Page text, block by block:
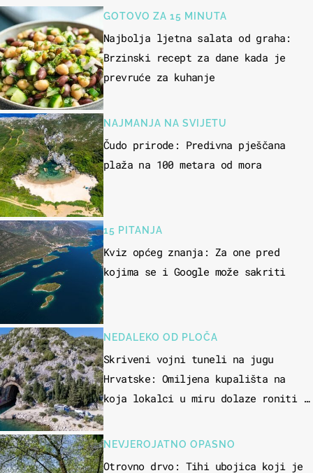
GOTOVO ZA 15 MINUTA
Najbolja ljetna salata od graha:
Brzinski recept za dane kada je
prevruće za kuhanje
NAJMANJA NA SVIJETU
Čudo prirode: Predivna pješčana
plaža na 100 metara od mora
15 PITANJA
Kviz općeg znanja: Za one pred
kojima se i Google može sakriti
NEDALEKO OD PLOČA
Skriveni vojni tuneli na jugu
Hrvatske: Omiljena kupališta na
koja lokalci u miru dolaze roniti i
NEVJEROJATNO OPASNO
Otrovno drvo: Tihi ubojica koji je